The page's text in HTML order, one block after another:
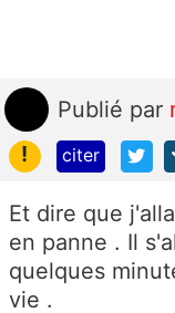
Publié par
!
citer
Et dire que
en panne . Il
quelques
vie .